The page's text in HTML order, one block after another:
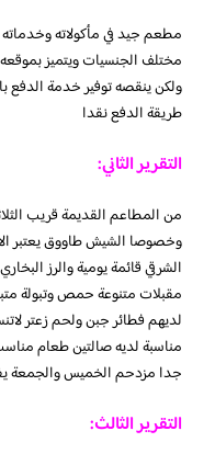
مطعم جيد في مأكولاته
مختلف الجنسيات ويتميز
ولكن ينقصه توفير خدمة الدفع
طريقة الدفع نقدا
التقرير الثاني:
من المطاعم القديمة قريب
وخصوصا الشيش طاووق يعتبر
الشرقي قائمة يومية والرز
مقبلات متنوعة حمص وتبولة
لديهم فطائر جبن ولحم زعتر
مناسبة لديه صالتين طعام
جدا مزدحم الخميس والجمعة
التقرير الثالث: